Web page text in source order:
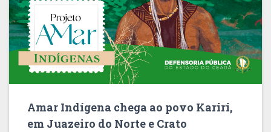
Amar Indígena chega ao povo Kariri,
em Juazeiro do Norte e Crato